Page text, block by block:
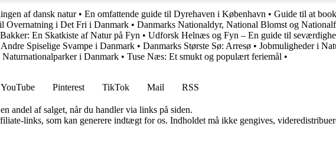
af dansk natur• En omfattende guide til Dyrehaven i København • Guide til at
Overnatning i Det Fri i Danmark • Danmarks Nationaldyr, National Blomst og
En Skatkiste af Natur på Fyn • Udforsk Helnæs og Fyn – En guide til
Spiselige Svampe i Danmark • Danmarks Største Sø: Arresø • Jobmuligheder i
Naturnationalparker i Danmark • Tuse Næs: Et smukt og populært feriemål •
YouTube Pinterest TikTok Mail
RSS
andel af salget, når du handler via links på siden.
links, som kan generere indtægt for os. Indholdet må ikke gengives,